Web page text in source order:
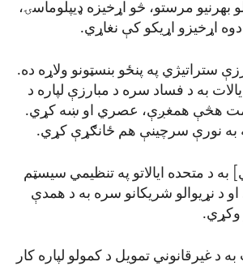
بهرنیو مرستو، څو اړخیزه ډیپلوماسۍ،
دوه اړخیزو اړیکو کې نغاړي.
ستراتیژي په پنځو بنسټونو ولاړه ده.
به د فساد سره د مبارزې لپاره د
هڅې همغږې، عصري او ښه کړي.
به نورې سرچینې هم ځانګړې کړي.
به د متحده ایالاتو په تنظیمي سیسټم
د نړیوالو شریکانو سره به د همدې
وکړي.
به د غیرقانوني تمویل د کمولو لپاره کار